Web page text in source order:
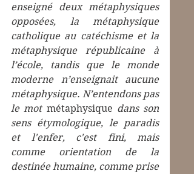
enseigné deux métaphysiques
opposées, la métaphysique
catholique au catéchisme et la
métaphysique républicaine à
l’école, tandis que le monde
moderne n’enseignait aucune
métaphysique. N’entendons pas
le mot métaphysique dans son
sens étymologique, le paradis
et l'enfer, c'est fini, mais
comme orientation de la
destinée humaine, comme prise